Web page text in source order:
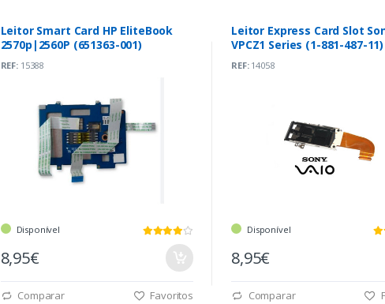
Leitor Smart Card HP EliteBook
2570p|2560P (651363-001)
REF:15388
Disponível
8,95€
Comparar Favoritos
Leitor Express Card Slot
VPCZ1 Series (1-881-487-11)
REF:14058
Disponível
8,95€
Comparar